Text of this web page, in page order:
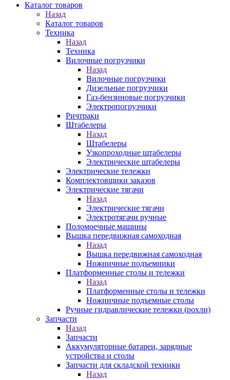
Каталог товаров
Назад
Каталог товаров
Техника
Назад
Техника
Вилочные погрузчики
Назад
Вилочные погрузчики
Дизельные погрузчики
Газ-бензиновые погрузчики
Электропогрузчики
Ричтраки
Штабелеры
Назад
Штабелеры
Узкопроходные штабелеры
Электрические штабелеры
Электрические тележки
Комплектовщики заказов
Электрические тягачи
Назад
Электрические тягачи
Электротягачи ручные
Поломоечные машины
Вышка передвижная самоходная
Назад
Вышка передвижная самоходная
Ножничные подъемники
Платформенные столы и тележки
Назад
Платформенные столы и тележки
Ножничные подъемные столы
Ручные гидравлические тележки (рохли)
Запчасти
Назад
Запчасти
Аккумуляторные батареи, зарядные
устройства и столы
Запчасти для складской техники
Назад